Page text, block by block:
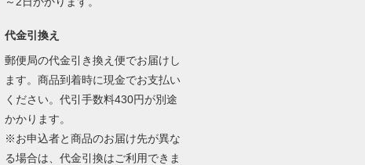
代金引換え
郵便局の代金引き換え便でお届けし
ます。商品到着時に現金でお支払い
ください。代引手数料430円が別途
かかります。
※お申込者と商品のお届け先が異な
る場合は、代金引換はご利用できま